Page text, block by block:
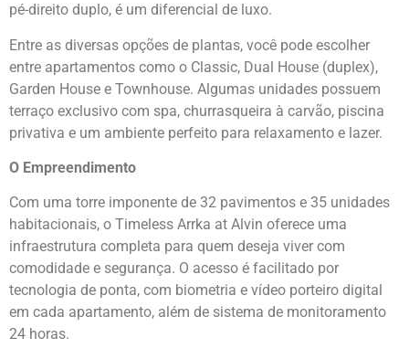
pé-direito duplo, é um diferencial de luxo.
Entre as diversas opções de plantas, você pode escolher
entre apartamentos como o Classic, Dual House (duplex),
Garden House e Townhouse. Algumas unidades possuem
terraço exclusivo com spa, churrasqueira à carvão, piscina
privativa e um ambiente perfeito para relaxamento e lazer.
O Empreendimento
Com uma torre imponente de 32 pavimentos e 35 unidades
habitacionais, o Timeless Arrka at Alvin oferece uma
infraestrutura completa para quem deseja viver com
comodidade e segurança. O acesso é facilitado por
tecnologia de ponta, com biometria e vídeo porteiro digital
em cada apartamento, além de sistema de monitoramento
24 horas.